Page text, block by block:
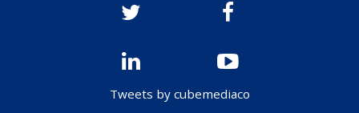
Tweets by cubemediaco